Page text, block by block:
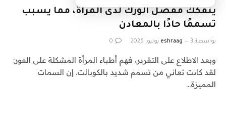
يتفكك مفصل الورك لدى المرأة، مما يسبب
تسممًا حادًا بالمعادن
بواسطة eshraag 3 يوليو، 2026 0
وبعد الاطلاع على التقرير، فهم أطباء المرأة المشكلة على الفور:
لقد كانت تعاني من تسمم شديد بالكوبالت. إن السمات
المميزة…